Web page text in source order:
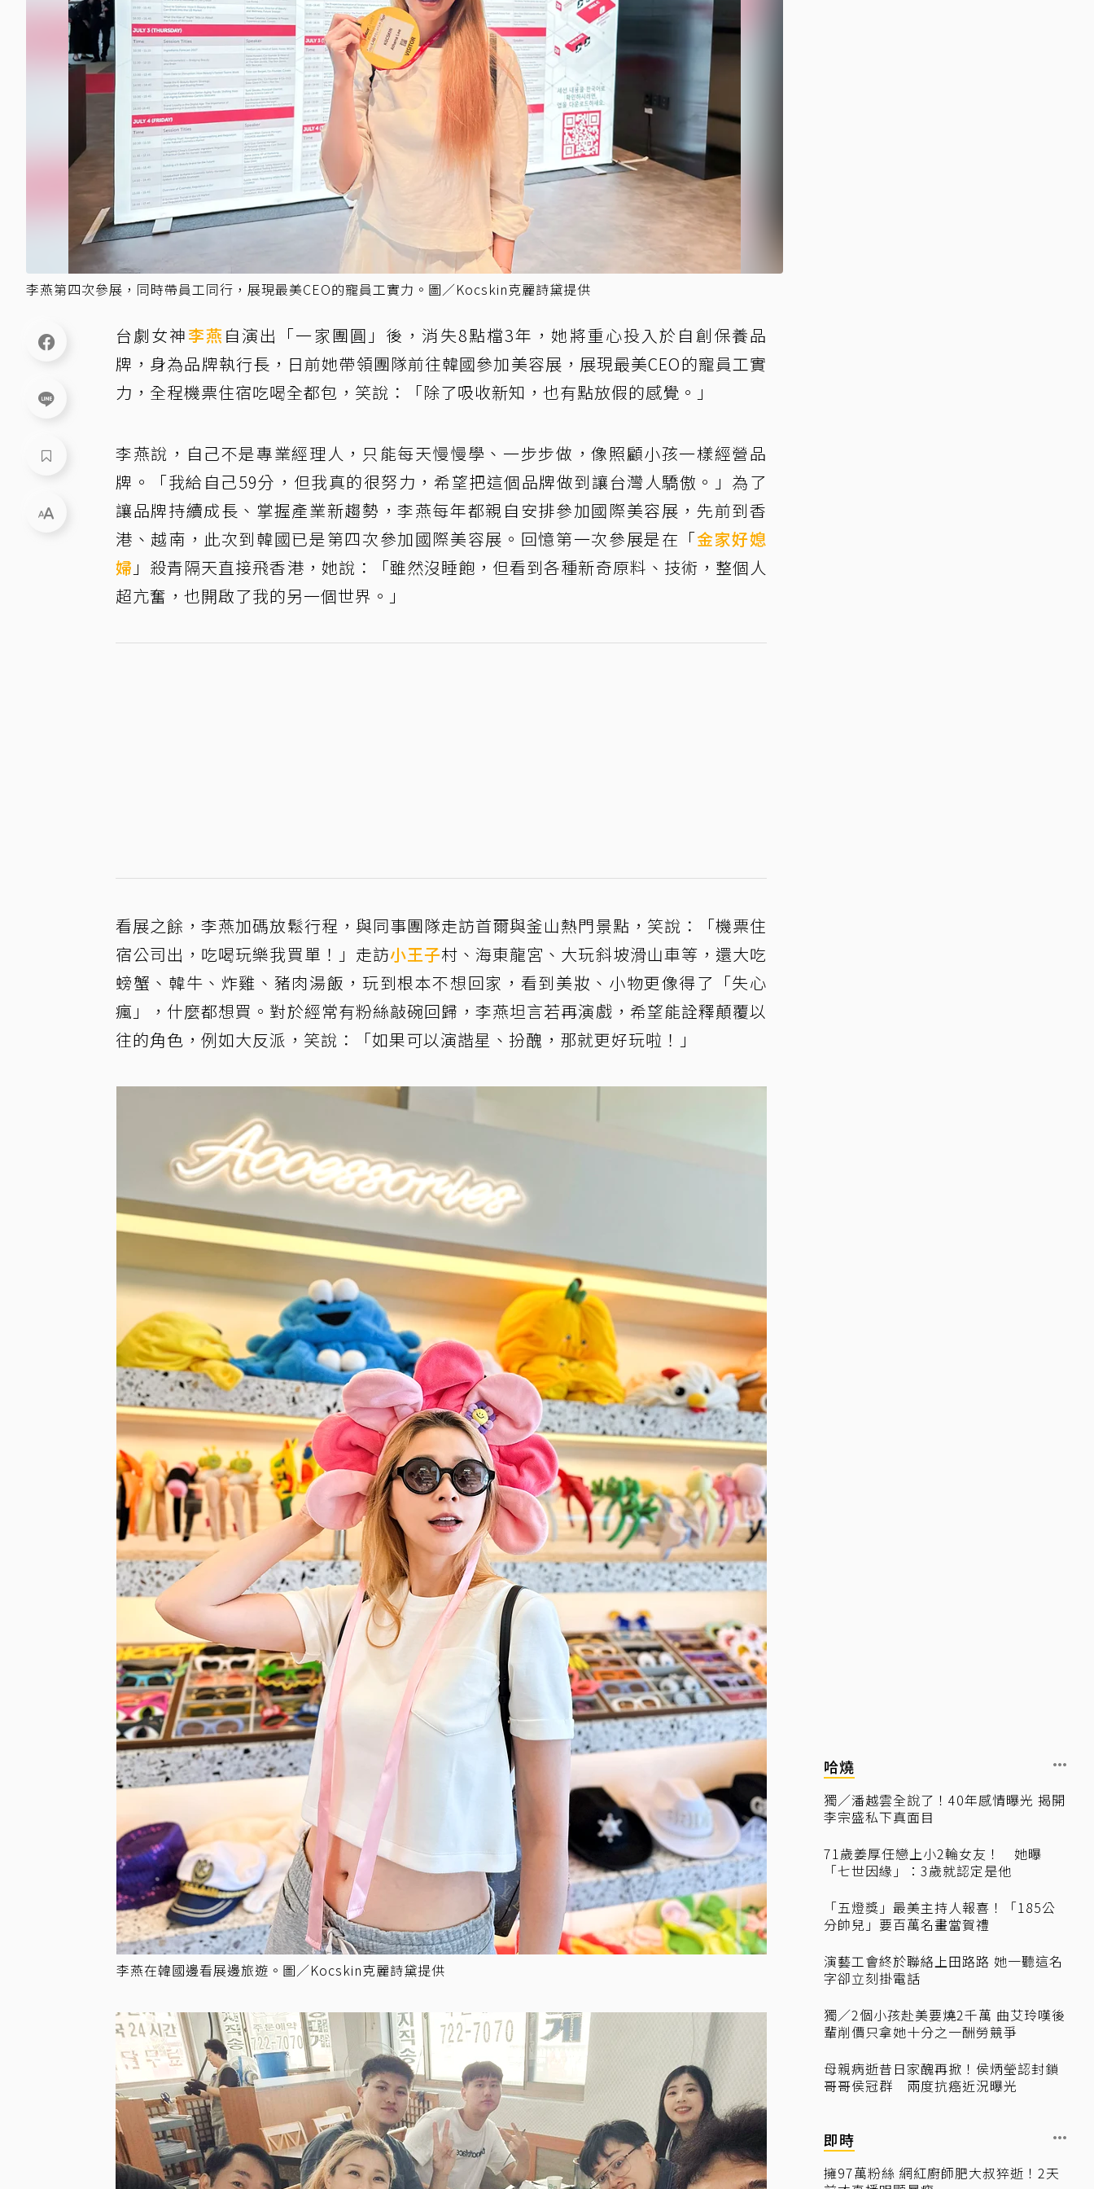
李燕第四次參展，同時帶員工同行，展現最美CEO的寵員工實力。圖／Kocskin克麗詩黛提供
台劇女神李燕 自演出「一家團圓」後，消失8點檔3年，她將重心投入於自創保養品
牌，身為品牌執行長，日前她帶領團隊前往韓國參加美容展，展現最美CEO的寵員工實
力，全程機票住宿吃喝全都包，笑說：「除了吸收新知，也有點放假的感覺。」
李燕說，自己不是專業經理人，只能每天慢慢學、一步步做，像照顧小孩一樣經營品
牌。「我給自己59分，但我真的很努力，希望把這個品牌做到讓台灣人驕傲。」為了
讓品牌持續成長、掌握產業新趨勢，李燕每年都親自安排參加國際美容展，先前到香
港、越南，此次到韓國已是第四次參加國際美容展。回憶第一次參展是在「金家好媳
婦 」殺青隔天直接飛香港，她說：「雖然沒睡飽，但看到各種新奇原料、技術，整個人
超亢奮，也開啟了我的另一個世界。」
看展之餘，李燕加碼放鬆行程，與同事團隊走訪首爾與釜山熱門景點，笑說：「機票住
宿公司出，吃喝玩樂我買單！」走訪小王子村、海東龍宮、大玩斜坡滑山車等，還大吃
螃蟹、韓牛、炸雞、豬肉湯飯，玩到根本不想回家，看到美妝、小物更像得了「失心
瘋」，什麼都想買。對於經常有粉絲敲碗回歸，李燕坦言若再演戲，希望能詮釋顛覆以
往的角色，例如大反派，笑說：「如果可以演諧星、扮醜，那就更好玩啦！」
李燕在韓國邊看展邊旅遊。圖／Kocskin克麗詩黛提供
哈燒
獨／潘越雲全說了！40年感情曝光 揭開
李宗盛私下真面目
71歲姜厚任戀上小2輪女友！ 她曝
「七世因緣」：3歲就認定是他
「五燈獎」最美主持人報喜！「185公
分帥兒」要百萬名畫當賀禮
演藝工會終於聯絡上田路路 她一聽這名
字卻立刻掛電話
獨／2個小孩赴美要燒2千萬 曲艾玲嘆後
輩削價只拿她十分之一酬勞競爭
母親病逝昔日家醜再掀！侯炳瑩認封鎖
哥哥侯冠群 兩度抗癌近況曝光
即時
擁97萬粉絲 網紅廚師肥大叔猝逝！2天